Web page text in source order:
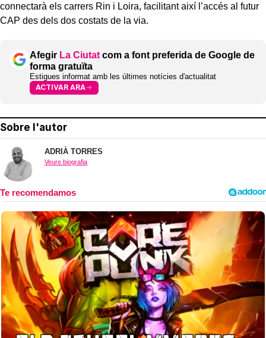
connectarà els carrers Rin i Loira, facilitant així l’accés al futur
CAP des dels dos costats de la via.
Afegir La Ciutat com a font preferida de Google de
forma gratuïta
Estigues informat amb les últimes notícies d'actualitat
ACTIVAR ARA
Sobre l'autor
ADRIÀ TORRES
Veure biografia